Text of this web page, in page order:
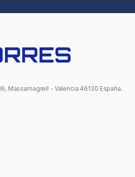
Massamagrell - Valencia 46130 España.